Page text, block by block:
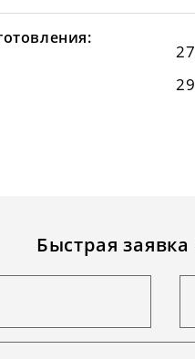
Быстрая